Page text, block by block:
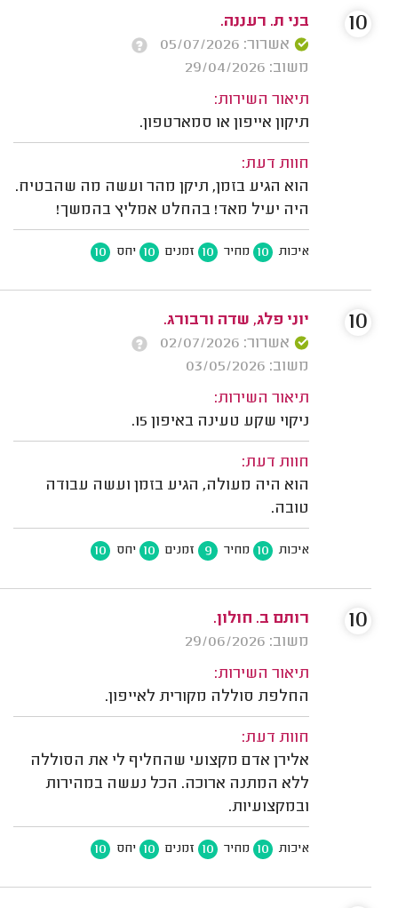
בני ת. רעננה.
אשרור: 05/07/2026
משוב: 29/04/2026
תיאור השירות:
תיקון אייפון או סמארטפון.
חוות דעת:
הוא הגיע בזמן, תיקן מהר ועשה מה שהבטיח.
היה יעיל מאד! בהחלט אמליץ בהמשך!
איכות 10 מחיר 10 זמנים 10 יחס 10
10
יוני פלג, שדה ורבורג.
אשרור: 02/07/2026
משוב: 03/05/2026
תיאור השירות:
ניקוי שקע טעינה באיפון 15.
חוות דעת:
הוא היה מעולה, הגיע בזמן ועשה עבודה
טובה.
איכות 10 מחיר 9 זמנים 10 יחס 10
10
רותם ב. חולון.
משוב: 29/06/2026
תיאור השירות:
החלפת סוללה מקורית לאייפון.
חוות דעת:
אלירן אדם מקצועי שהחליף לי את הסוללה
ללא המתנה ארוכה. הכל נעשה במהירות
ובמקצועיות.
איכות 10 מחיר 10 זמנים 10 יחס 10
10